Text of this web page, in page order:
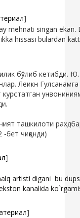
]
mehnati singan
hissasi bulardan
бўлиб кетибди.
Леикн
курстатган
ташкилоти
чиққанди)
]
artisti digani bu
kanalida
]